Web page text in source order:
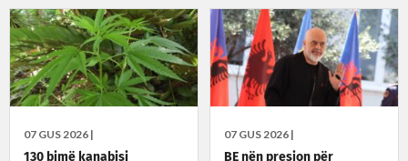
07 GUS 2026 |
130 bimë kanabisi
07 GUS 2026 |
BE nën presion për